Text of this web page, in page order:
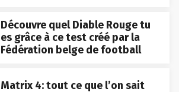
Découvre quel Diable Rouge tu
es grâce à ce test créé par la
Fédération belge de football
Matrix 4: tout ce que l’on sait